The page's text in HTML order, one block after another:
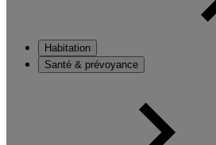
Habitation
Santé & prévoyance